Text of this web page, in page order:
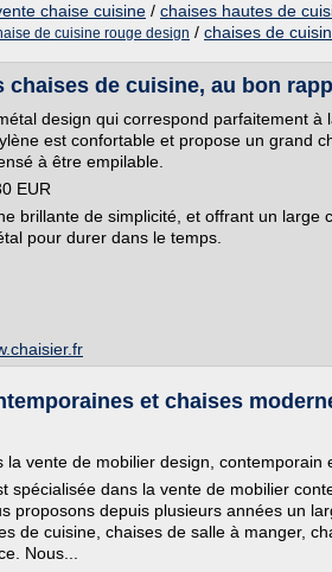
chaise cuisine / chaises hautes de
de cuisine rouge design / chaises de
chaises de cuisine, au bon
design qui correspond parfaitement à
est confortable et propose un grand
à être empilable.
EUR
brillante de simplicité, et offrant un large
pour durer dans le temps.
et chaises
la vente de mobilier design, contemporain
spécialisée dans la vente de mobilier
proposons depuis plusieurs années un
de cuisine, chaises de salle à manger,
Nous...